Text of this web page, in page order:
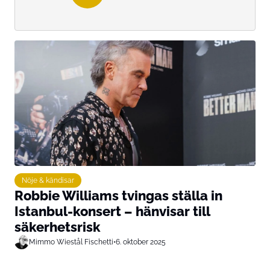
Nöje & kändisar
Robbie Williams tvingas ställa in
Istanbul-konsert – hänvisar till
säkerhetsrisk
Mimmo Wiestål Fischetti•6. oktober 2025